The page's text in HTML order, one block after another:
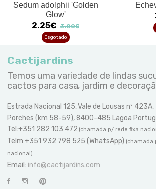
Sedum adolphii 'Golden
Glow'
2.25€ 3.00€
Esgotado
Cactijardins
Temos uma variedade de lindas
cactos para casa, jardim e
Estrada Nacional 125, Vale de Lousas nº 423A,
Porches (km 58-59), 8400-485 Lagoa
Tel:+351 282 103 472 (chamada p/ rede fixa
Telm:+351 932 798 525 (WhatsApp) (chamada
nacional)
Email: info@cactijardins.com